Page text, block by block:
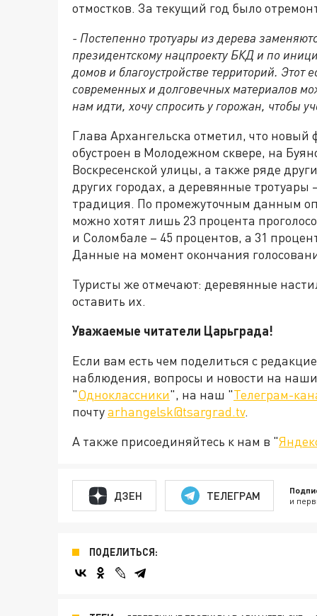
отмостков. За текущий год было
- Постепенно тротуары из дерева
президентскому нацпроекту БКД и по
домов и благоустройстве территорий.
современных и долговечных материалов
нам идти, хочу спросить у горожан, чтобы
Глава Архангельска отметил, что
обустроен в Молодежном сквере, на
Воскресенской улицы, а также ряде
других городах, а деревянные тротуары
традиция. По промежуточным данным
можно хотят лишь 23 процента
и Соломбале – 45 процентов, а 31
Данные на момент окончания
Туристы же отмечают: деревянные
оставить их.
Уважаемые читатели Царьграда!
Если вам есть чем поделиться с
наблюдения, вопросы и новости на
"Одноклассники", на наш "Телеграм-
почтуarhangelsk@tsargrad.tv.
А также присоединяйтесь к нам в "
ДЗЕН ТЕЛЕГРАМ и
ПОДЕЛИТЬСЯ: